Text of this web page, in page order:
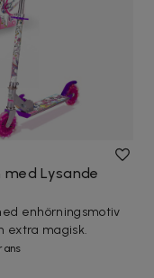
med Lysande
enhörningsmotiv
extra magisk.